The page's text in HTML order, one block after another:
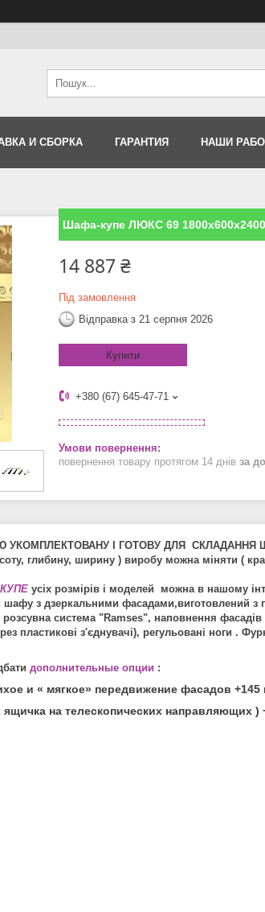
И СБОРКА ГАРАНТИЯ НАШИ
Шафа-купе ЛЮКС 69
14 887 ₴
Під замовлення
Відправка з 21 серпня 2026
Купити
+380 (67) 645-47-71
повернення товару протягом 14 днів за
УКОМПЛЕКТОВАНУ І ГОТОВУ ДЛЯ
глибину, ширину ) виробу можна міняти (
усіх розмірів і моделей можна в нашому
шафу з дзеркальними фасадами,виготовлений
система "Ramses", наповнення фасадів
пластикові з'єднувачі), регульовані ноги .
дополнительные опции :
и « мягкое» передвижение фасадов +145
на телескопических направляющих )